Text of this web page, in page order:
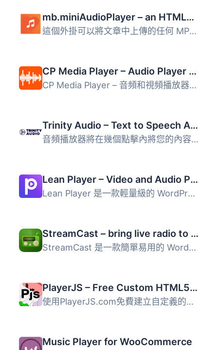
mb.miniAudioPlayer – an HTML5 audio player for your mp3 files
這個外掛可以將文章中上傳的任何 MP3 檔案，轉換成一個必備的...
CP Media Player – Audio Player and Video Player
CP Media Player – 音頻和視頻播放器功能： ♪ 在任何地方發布...
Trinity Audio – Text to Speech AI audio player to convert content into audio
音頻播放器將在幾個點擊內將您的內容轉換為音頻，只需一次無...
Lean Player – Video and Audio Player with Playlist for WordPress, Elementor and Gutenberg
Lean Player 是一款輕量級的 WordPress 視頻與音頻播放器，支...
StreamCast – bring live radio to your site with a sleek player
StreamCast 是一款簡單易用的 WordPress 外掛，讓您能在網站...
PlayerJS – Free Custom HTML5 Video and Audio Player Builder
使用PlayerJS.com免費建立自定義的視訊/音訊播放器，並將其放...
Music Player for WooCommerce